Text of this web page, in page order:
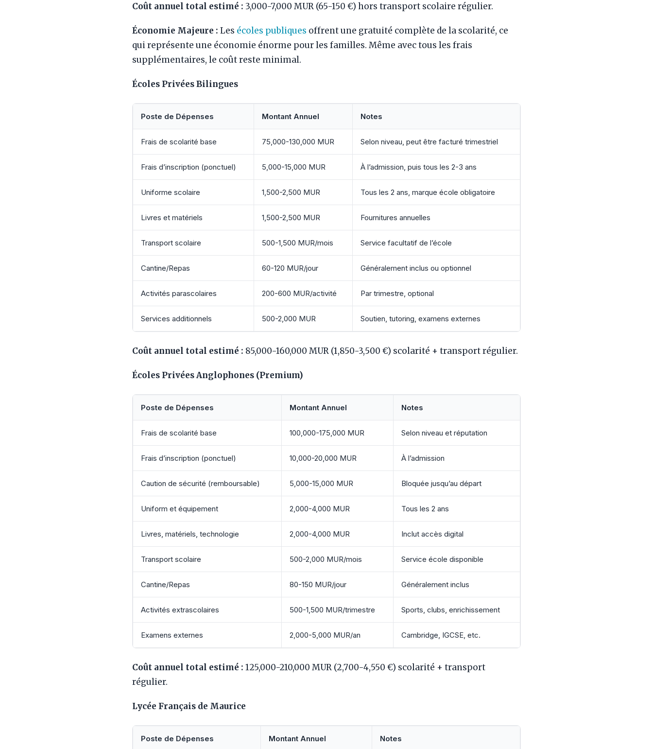
Coût annuel total estimé : 3,000-7,000 MUR (65-150 €) hors transport scolaire régulier.
Économie Majeure : Les écoles publiques offrent une gratuité complète de la scolarité, ce
qui représente une économie énorme pour les familles. Même avec tous les frais
supplémentaires, le coût reste minimal.
Écoles Privées Bilingues
Poste de Dépenses Montant Annuel Notes
Frais de scolarité base 75,000-130,000 MUR Selon niveau, peut être facturé trimestriel
Frais d’inscription (ponctuel) 5,000-15,000 MUR À l’admission, puis tous les 2-3 ans
Uniforme scolaire 1,500-2,500 MUR Tous les 2 ans, marque école obligatoire
Livres et matériels 1,500-2,500 MUR Fournitures annuelles
Transport scolaire 500-1,500 MUR/mois Service facultatif de l’école
Cantine/Repas 60-120 MUR/jour Généralement inclus ou optionnel
Activités parascolaires 200-600 MUR/activité Par trimestre, optional
Services additionnels 500-2,000 MUR Soutien, tutoring, examens externes
Coût annuel total estimé : 85,000-160,000 MUR (1,850-3,500 €) scolarité + transport régulier.
Écoles Privées Anglophones (Premium)
Poste de Dépenses Montant Annuel Notes
Frais de scolarité base 100,000-175,000 MUR Selon niveau et réputation
Frais d’inscription (ponctuel) 10,000-20,000 MUR À l’admission
Caution de sécurité (remboursable) 5,000-15,000 MUR Bloquée jusqu’au départ
Uniform et équipement 2,000-4,000 MUR Tous les 2 ans
Livres, matériels, technologie 2,000-4,000 MUR Inclut accès digital
Transport scolaire 500-2,000 MUR/mois Service école disponible
Cantine/Repas 80-150 MUR/jour Généralement inclus
Activités extrascolaires 500-1,500 MUR/trimestre Sports, clubs, enrichissement
Examens externes 2,000-5,000 MUR/an Cambridge, IGCSE, etc.
Coût annuel total estimé : 125,000-210,000 MUR (2,700-4,550 €) scolarité + transport
régulier.
Lycée Français de Maurice
Poste de Dépenses Montant Annuel Notes